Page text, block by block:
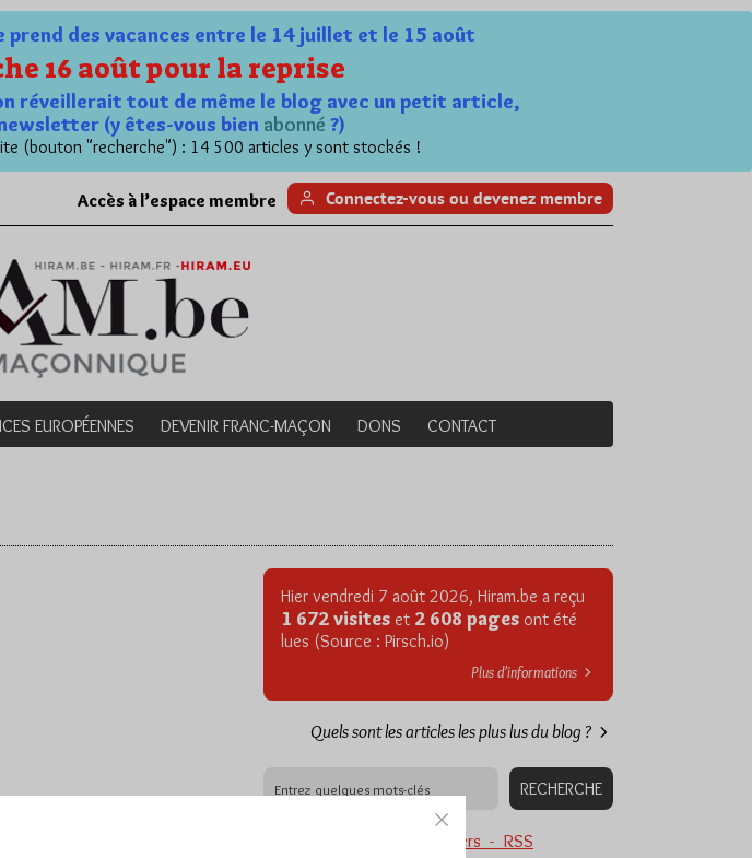
prend des vacances entre le 14 juillet et le 15 août
16 août pour la reprise
réveillerait tout de même le blog avec un petit article,
(y êtes-vous bien abonné ?)
(bouton "recherche") : 14 500 articles y sont stockés !
Accès à l’espace membre Connectez-vous ou devenez membre
EUROPÉENNES DEVENIR FRANC-MAÇON DONS CONTACT
Hier vendredi 7 août 2026, Hiram.be a reçu
1 672 visites et 2 608 pages ont été
lues (Source : Pirsch.io)
Plus d’informations
Quels sont les articles les plus lus du blog ?
Abonnement aux Newsletters - RSS